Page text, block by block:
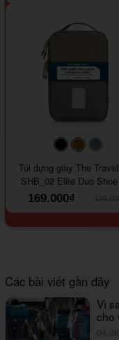
#000000#964B00
Túi đựng giày The
SHB_02 Elite Duo
169.000₫
Các bài viết gần đây
Vì
cho